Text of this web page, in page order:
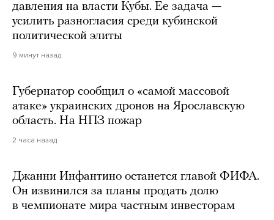
давления на власти Кубы. Ее задача —
усилить разногласия среди кубинской
политической элиты
9 минут назад
Губернатор сообщил о «самой массовой
атаке» украинских дронов на Ярославскую
область. На НПЗ пожар
2 часа назад
Джанни Инфантино останется главой ФИФА.
Он извинился за планы продать долю
в чемпионате мира частным инвесторам